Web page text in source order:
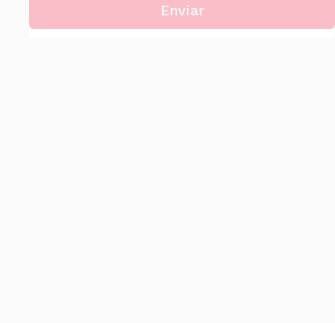
Enviar